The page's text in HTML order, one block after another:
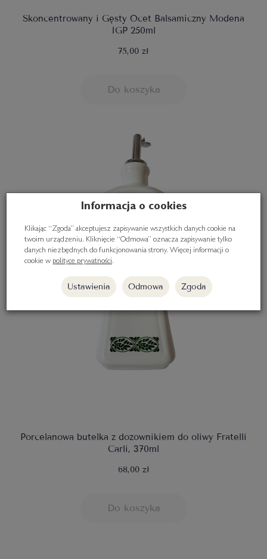
Skoncentrowany i Gęsty Ocet Balsamiczny Modena
IGP 250ml
75,00 zł
Do koszyka
Porcelanowa butelka z dozownikiem do oliwy Fratelli
Carli, 370ml
68,00 zł
Do koszyka
Informacja o cookies
Klikając “Zgoda” akceptujesz zapisywanie wszystkich danych cookie na
twoim urządzeniu. Kliknięcie “Odmowa” oznacza zapisywanie tylko
danych niezbędnych do funkcjonowania strony. Więcej informacji o
cookie w polityce prywatności.
Ustawienia Odmowa Zgoda